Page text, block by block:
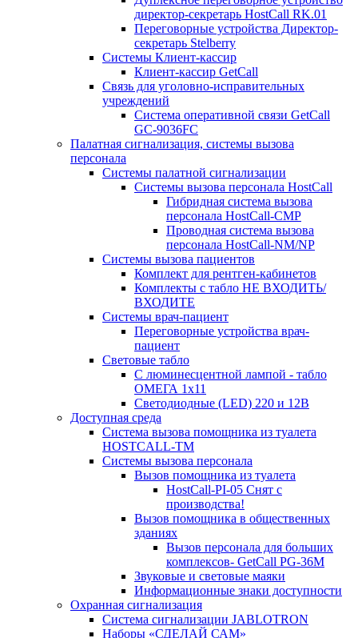
директор-секретарь HostCall RK.01
Переговорные устройства Директор-
секретарь Stelberry
Системы Клиент-кассир
Клиент-кассир GetCall
Связь для уголовно-исправительных
учреждений
Система оперативной связи GetCall
GC-9036FC
Палатная сигнализация, системы вызова
персонала
Системы палатной сигнализации
Системы вызова персонала HostCall
Гибридная система вызова
персонала HostCall-CMP
Проводная система вызова
персонала HostCall-NM/NP
Системы вызова пациентов
Комплект для рентген-кабинетов
Комплекты с табло НЕ ВХОДИТЬ/
ВХОДИТЕ
Системы врач-пациент
Переговорные устройства врач-
пациент
Световые табло
С люминесцентной лампой - табло
ОМЕГА 1х11
Светодиодные (LED) 220 и 12В
Доступная среда
Система вызова помощника из туалета
HOSTCALL-TM
Системы вызова персонала
Вызов помощника из туалета
HostCall-PI-05 Снят с
производства!
Вызов помощника в общественных
зданиях
Вызов персонала для больших
комплексов- GetCall PG-36M
Звуковые и световые маяки
Информационные знаки доступности
Охранная сигнализация
Система сигнализации JABLOTRON
Наборы «СДЕЛАЙ САМ»